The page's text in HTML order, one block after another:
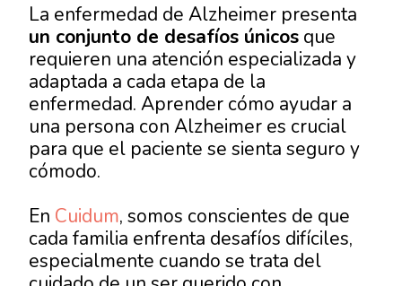
La enfermedad de Alzheimer presenta
un conjunto de desafíos únicos que
requieren una atención especializada y
adaptada a cada etapa de la
enfermedad. Aprender cómo ayudar a
una persona con Alzheimer es crucial
para que el paciente se sienta seguro y
cómodo.
En Cuidum, somos conscientes de que
cada familia enfrenta desafíos difíciles,
especialmente cuando se trata del